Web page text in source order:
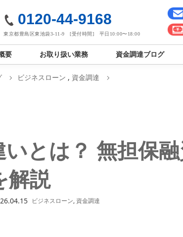
0120-44-9168
東京都豊島区東池袋3-11-9 [受付時間] 平日10:00〜18:00
要 お取り扱い業務 資金調達ブログ
ビジネスローン , 資金調達
とは？ 無担保
解説
ビジネスローン, 資金調達